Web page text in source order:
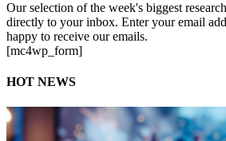
Our selection of the week's biggest
directly to your inbox. Enter your email
happy to receive our emails.
[mc4wp_form]
HOT NEWS